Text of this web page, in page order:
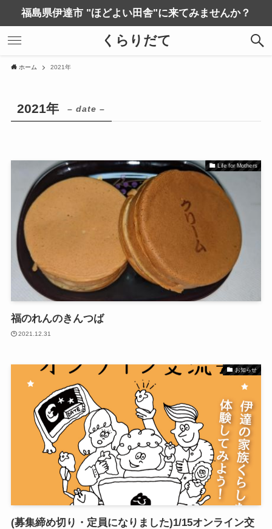
福島県伊達市 "ほどよい田舎"に来てみませんか？
くらりだて
ホーム 2021年
2021年 – date –
Life for Mothers
福のれんのきんつば
2021.12.31
お知らせ
(募集締め切り・定員になりました)1/15オンライン交